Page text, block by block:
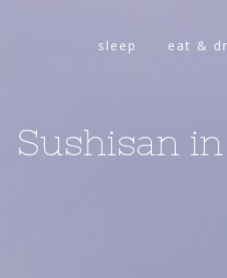
sleep eat &
Sushisan